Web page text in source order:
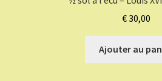
€30,00
Ajouter au